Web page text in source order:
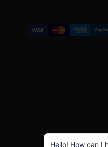
Hello! How can I